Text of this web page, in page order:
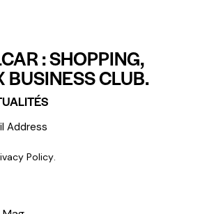
: SHOPPING,
BUSINESS CLUB.
Policy.